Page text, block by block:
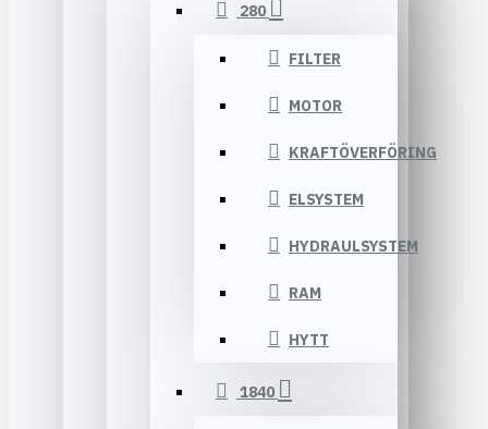
280
FILTER
MOTOR
KRAFTÖVERFÖRING
ELSYSTEM
HYDRAULSYSTEM
RAM
HYTT
1840